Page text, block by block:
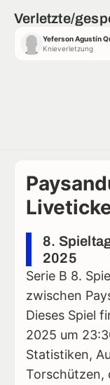
Verletzte/
Knieverletzung
8.
2025
Serie B 8.
zwischen
Dieses Spiel
2025 um
Statistiken,
Torschützen,